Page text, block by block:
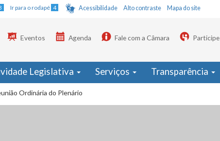
Ir para o rodapé 4 Acessibilidade Alto contraste Mapa do site
Eventos Agenda Fale com a Câmara Participe
Legislativa Serviços Transparência
Ordinária do Plenário